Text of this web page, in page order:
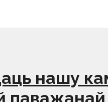
нашу
паважанай